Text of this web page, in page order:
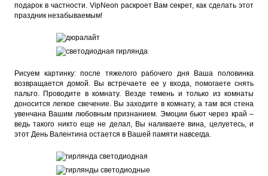
подарок в частности. VipNeon раскроет Вам секрет, как сделать этот
праздник незабываемым!
Рисуем картинку: после тяжелого рабочего дня Ваша половинка
возвращается домой. Вы встречаете ее у входа, помогаете снять
пальто. Проводите в комнату. Везде темень и только из комнаты
доносится легкое свечение. Вы заходите в комнату, а там вся стена
увенчана Вашим любовным признанием. Эмоции бьют через край –
ведь такого никто еще не делал, Вы наливаете вина, целуетесь, и
этот День Валентина остается в Вашей памяти навсегда.